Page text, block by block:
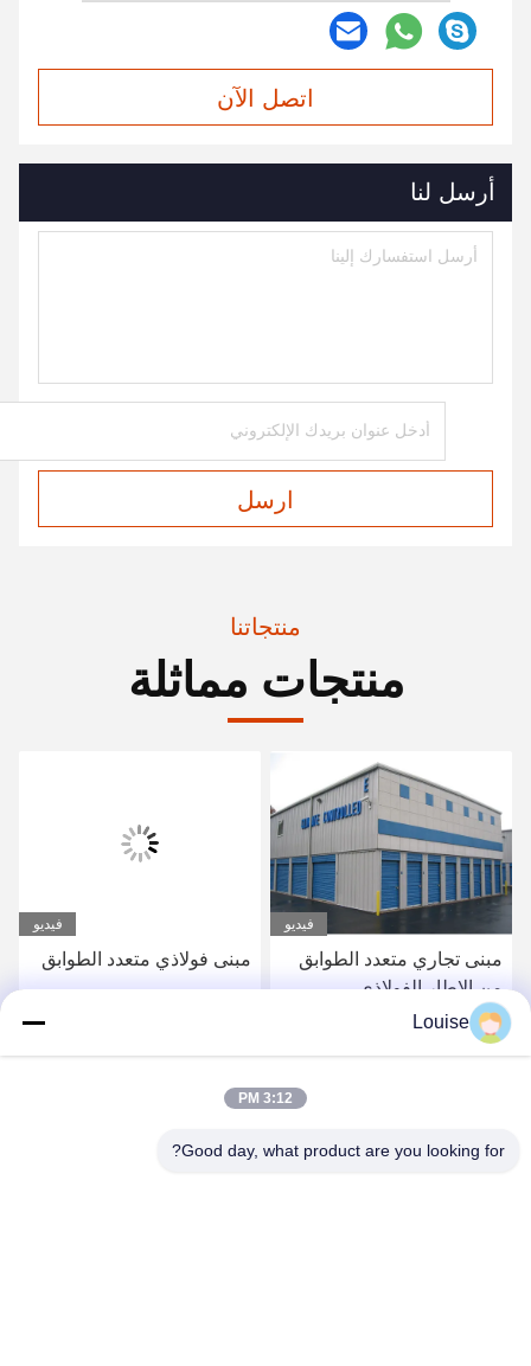
اتصل الآن
أرسل لنا
ارسل
منتجاتنا
منتجات مماثلة
فيديو
مبنى تجاري متعدد الطوابق
من الإطار الفولاذي
فيديو
مبنى فولاذي متعدد الطوابق
Louise
3:12 PM
Good day, what product are you looking for?